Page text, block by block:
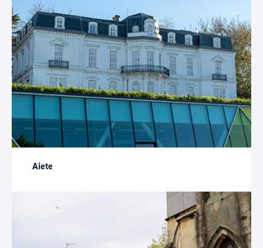
Aiete